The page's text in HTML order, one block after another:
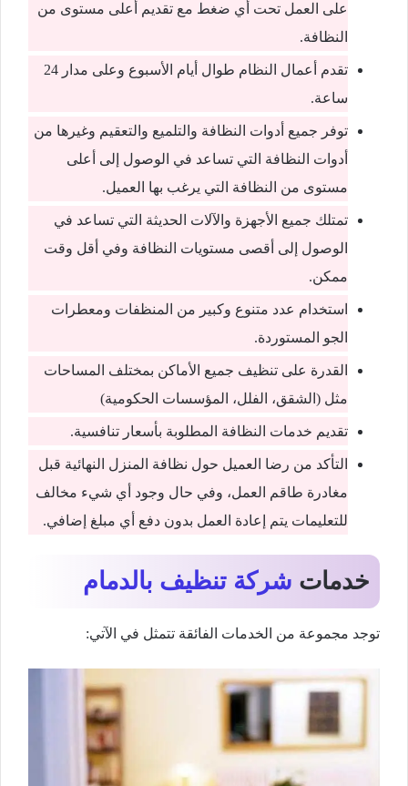
على العمل تحت أي ضغط مع تقديم أعلى مستوى من
النظافة.
تقدم أعمال النظام طوال أيام الأسبوع وعلى مدار 24
ساعة.
توفر جميع أدوات النظافة والتلميع والتعقيم وغيرها من
أدوات النظافة التي تساعد في الوصول إلى أعلى
مستوى من النظافة التي يرغب بها العميل.
تمتلك جميع الأجهزة والآلات الحديثة التي تساعد في
الوصول إلى أقصى مستويات النظافة وفي أقل وقت
ممكن.
استخدام عدد متنوع وكبير من المنظفات ومعطرات
الجو المستوردة.
القدرة على تنظيف جميع الأماكن بمختلف المساحات
مثل (الشقق، الفلل، المؤسسات الحكومية)
تقديم خدمات النظافة المطلوبة بأسعار تنافسية.
التأكد من رضا العميل حول نظافة المنزل النهائية قبل
مغادرة طاقم العمل، وفي حال وجود أي شيء مخالف
للتعليمات يتم إعادة العمل بدون دفع أي مبلغ إضافي.
خدمات شركة تنظيف بالدمام
توجد مجموعة من الخدمات الفائقة تتمثل في الآتي: